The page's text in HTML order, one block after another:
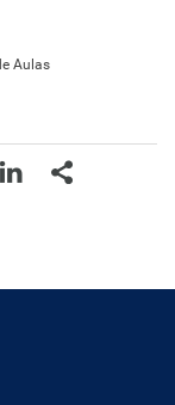
Aulas